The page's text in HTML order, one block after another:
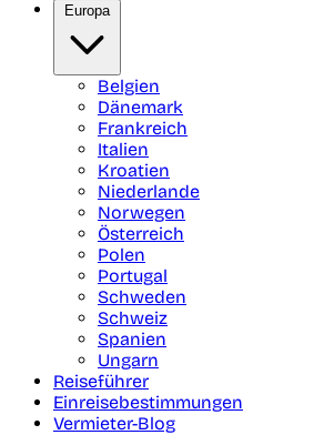
Europa
Belgien
Dänemark
Frankreich
Italien
Kroatien
Niederlande
Norwegen
Österreich
Polen
Portugal
Schweden
Schweiz
Spanien
Ungarn
Reiseführer
Einreisebestimmungen
Vermieter-Blog